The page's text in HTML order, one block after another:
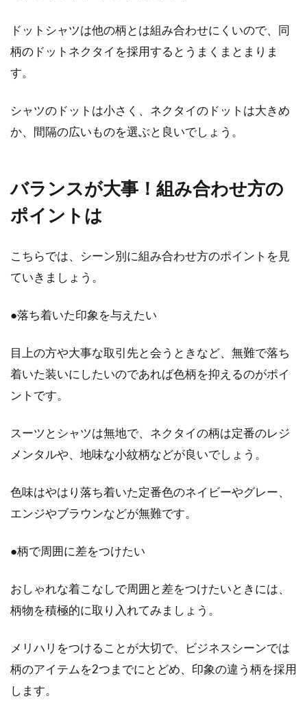
ドットシャツは他の柄とは組み合わせにくいので、同
柄のドットネクタイを採用するとうまくまとまりま
す。
シャツのドットは小さく、ネクタイのドットは大きめ
か、間隔の広いものを選ぶと良いでしょう。
バランスが大事！組み合わせ方の
ポイントは
こちらでは、シーン別に組み合わせ方のポイントを見
ていきましょう。
●落ち着いた印象を与えたい
目上の方や大事な取引先と会うときなど、無難で落ち
着いた装いにしたいのであれば色柄を抑えるのがポイ
ントです。
スーツとシャツは無地で、ネクタイの柄は定番のレジ
メンタルや、地味な小紋柄などが良いでしょう。
色味はやはり落ち着いた定番色のネイビーやグレー、
エンジやブラウンなどが無難です。
●柄で周囲に差をつけたい
おしゃれな着こなしで周囲と差をつけたいときには、
柄物を積極的に取り入れてみましょう。
メリハリをつけることが大切で、ビジネスシーンでは
柄のアイテムを2つまでにとどめ、印象の違う柄を採用
します。